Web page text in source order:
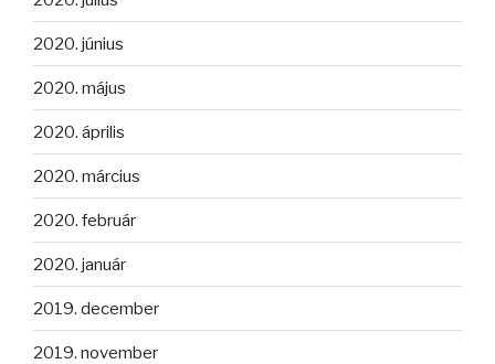
2020. június
2020. május
2020. április
2020. március
2020. február
2020. január
2019. december
2019. november